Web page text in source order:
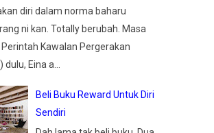
diri dalam norma baharu
ni kan. Totally berubah. Masa
Kawalan Pergerakan
dulu, Eina a...
Beli Buku Reward Untuk Diri
Sendiri